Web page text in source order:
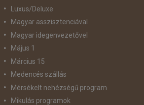
Luxus/Deluxe
Magyar asszisztenciával
Magyar idegenvezetővel
Május 1
Március 15
Medencés szállás
Mérsékelt nehézségű program
Mikulás programok